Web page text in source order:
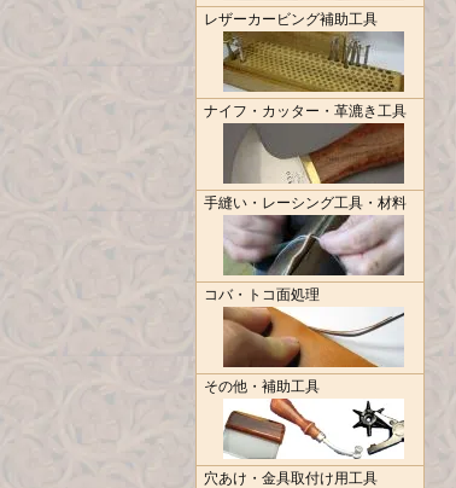
レザーカービング補助工具
ナイフ・カッター・革漉き工具
手縫い・レーシング工具・材料
コバ・トコ面処理
その他・補助工具
穴あけ・金具取付け用工具